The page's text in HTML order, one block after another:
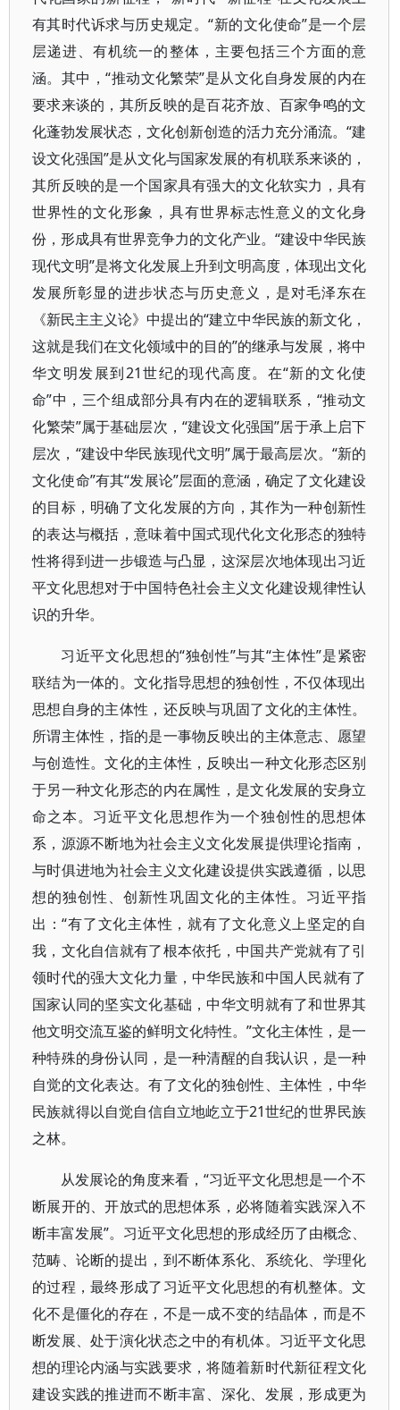
有其时代诉求与历史规定。“新的文化使命”是一个层
层递进、有机统一的整体，主要包括三个方面的意
涵。其中，“推动文化繁荣”是从文化自身发展的内在
要求来谈的，其所反映的是百花齐放、百家争鸣的文
化蓬勃发展状态，文化创新创造的活力充分涌流。“建
设文化强国”是从文化与国家发展的有机联系来谈的，
其所反映的是一个国家具有强大的文化软实力，具有
世界性的文化形象，具有世界标志性意义的文化身
份，形成具有世界竞争力的文化产业。“建设中华民族
现代文明”是将文化发展上升到文明高度，体现出文化
发展所彰显的进步状态与历史意义，是对毛泽东在
《新民主主义论》中提出的“建立中华民族的新文化，
这就是我们在文化领域中的目的”的继承与发展，将中
华文明发展到21世纪的现代高度。在“新的文化使
命”中，三个组成部分具有内在的逻辑联系，“推动文
化繁荣”属于基础层次，“建设文化强国”居于承上启下
层次，“建设中华民族现代文明”属于最高层次。“新的
文化使命”有其“发展论”层面的意涵，确定了文化建设
的目标，明确了文化发展的方向，其作为一种创新性
的表达与概括，意味着中国式现代化文化形态的独特
性将得到进一步锻造与凸显，这深层次地体现出习近
平文化思想对于中国特色社会主义文化建设规律性认
识的升华。
习近平文化思想的“独创性”与其“主体性”是紧密
联结为一体的。文化指导思想的独创性，不仅体现出
思想自身的主体性，还反映与巩固了文化的主体性。
所谓主体性，指的是一事物反映出的主体意志、愿望
与创造性。文化的主体性，反映出一种文化形态区别
于另一种文化形态的内在属性，是文化发展的安身立
命之本。习近平文化思想作为一个独创性的思想体
系，源源不断地为社会主义文化发展提供理论指南，
与时俱进地为社会主义文化建设提供实践遵循，以思
想的独创性、创新性巩固文化的主体性。习近平指
出：“有了文化主体性，就有了文化意义上坚定的自
我，文化自信就有了根本依托，中国共产党就有了引
领时代的强大文化力量，中华民族和中国人民就有了
国家认同的坚实文化基础，中华文明就有了和世界其
他文明交流互鉴的鲜明文化特性。”文化主体性，是一
种特殊的身份认同，是一种清醒的自我认识，是一种
自觉的文化表达。有了文化的独创性、主体性，中华
民族就得以自觉自信自立地屹立于21世纪的世界民族
之林。
从发展论的角度来看，“习近平文化思想是一个不
断展开的、开放式的思想体系，必将随着实践深入不
断丰富发展”。习近平文化思想的形成经历了由概念、
范畴、论断的提出，到不断体系化、系统化、学理化
的过程，最终形成了习近平文化思想的有机整体。文
化不是僵化的存在，不是一成不变的结晶体，而是不
断发展、处于演化状态之中的有机体。习近平文化思
想的理论内涵与实践要求，将随着新时代新征程文化
建设实践的推进而不断丰富、深化、发展，形成更为